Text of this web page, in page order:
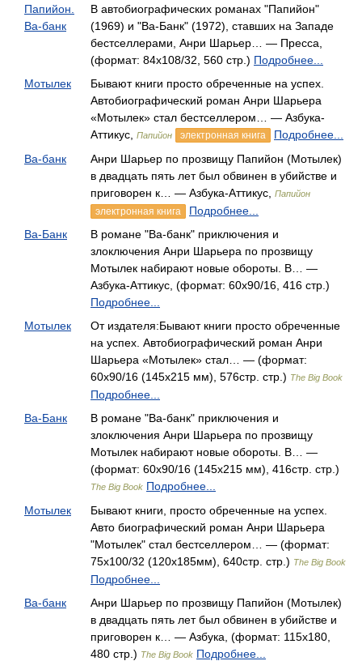
Папийон.
Ва-банк
В автобиографических романах "Папийон"
(1969) и "Ва-Банк" (1972), ставших на Западе
бестселлерами, Анри Шарьер… — Пресса,
(формат: 84x108/32, 560 стр.) Подробнее...
Мотылек
Бывают книги просто обреченные на успех.
Автобиографический роман Анри Шарьера
«Мотылек» стал бестселлером… — Азбука-
Аттикус,
Папийон электронная книга
Подробнее...
Ва-банк
Анри Шарьер по прозвищу Папийон (Мотылек)
в двадцать пять лет был обвинен в убийстве и
приговорен к… — Азбука-Аттикус,
Папийон
электронная книга
Подробнее...
Ва-Банк
В романе "Ва-банк" приключения и
злоключения Анри Шарьера по прозвищу
Мотылек набирают новые обороты. В… —
Азбука-Аттикус, (формат: 60x90/16, 416 стр.)
Подробнее...
Мотылек
От издателя:Бывают книги просто обреченные
на успех. Автобиографический роман Анри
Шарьера «Мотылек» стал… — (формат:
60x90/16 (145х215 мм), 576стр. стр.) The Big Book
Подробнее...
Ва-Банк
В романе "Ва-банк" приключения и
злоключения Анри Шарьера по прозвищу
Мотылек набирают новые обороты. В… —
(формат: 60x90/16 (145х215 мм), 416стр. стр.)
The Big Book Подробнее...
Мотылек
Бывают книги, просто обреченные на успех.
Авто биографический роман Анри Шарьера
"Мотылек" стал бестселлером… — (формат:
75x100/32 (120x185мм), 640стр. стр.) The Big Book
Подробнее...
Ва-банк
Анри Шарьер по прозвищу Папийон (Мотылек)
в двадцать пять лет был обвинен в убийстве и
приговорен к… — Азбука, (формат: 115x180,
480 стр.) The Big Book Подробнее...